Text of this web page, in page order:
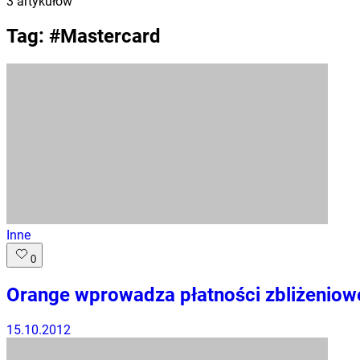
Tag: #Mastercard
Inne
0
Orange wprowadza płatności
15.10.2012